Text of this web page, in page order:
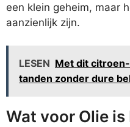
een klein geheim, maar
aanzienlijk zijn.
LESEN Met dit
tanden zonder dure
Wat voor Olie is